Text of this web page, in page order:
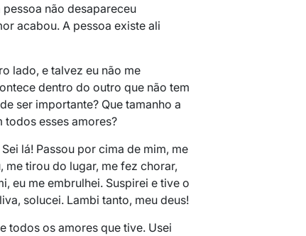
pessoa não desapareceu
acabou. A pessoa existe ali
lado, e talvez eu não me
dentro do outro que não tem
ser importante? Que tamanho a
todos esses amores?
lá! Passou por cima de mim, me
me tirou do lugar, me fez chorar,
eu me embrulhei. Suspirei e tive o
solucei. Lambi tanto, meu deus!
todos os amores que tive. Usei